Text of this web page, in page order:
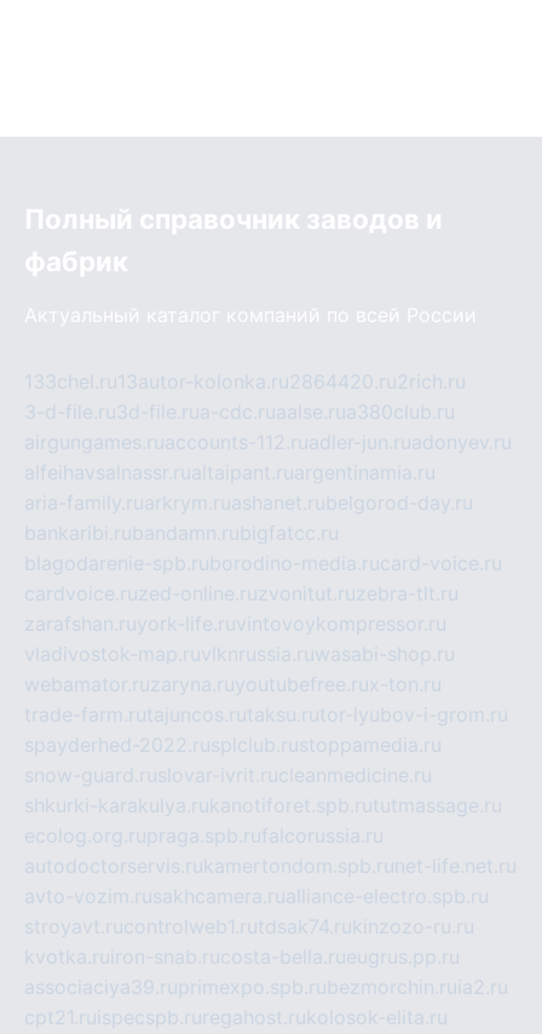
Полный справочник заводов и
фабрик
Актуальный каталог компаний по всей России
133chel.ru13autor-kolonka.ru2864420.ru2rich.ru
3-d-file.ru3d-file.rua-cdc.ruaalse.rua380club.ru
airgungames.ruaccounts-112.ruadler-jun.ruadonyev.ru
alfeihavsalnassr.rualtaipant.ruargentinamia.ru
aria-family.ruarkrym.ruashanet.rubelgorod-day.ru
bankaribi.rubandamn.rubigfatcc.ru
blagodarenie-spb.ruborodino-media.rucard-voice.ru
cardvoice.ruzed-online.ruzvonitut.ruzebra-tlt.ru
zarafshan.ruyork-life.ruvintovoykompressor.ru
vladivostok-map.ruvlknrussia.ruwasabi-shop.ru
webamator.ruzaryna.ruyoutubefree.rux-ton.ru
trade-farm.rutajuncos.rutaksu.rutor-lyubov-i-grom.ru
spayderhed-2022.rusplclub.rustoppamedia.ru
snow-guard.ruslovar-ivrit.rucleanmedicine.ru
shkurki-karakulya.rukanotiforet.spb.rututmassage.ru
ecolog.org.rupraga.spb.rufalcorussia.ru
autodoctorservis.rukamertondom.spb.ru net-life.net.ru
avto-vozim.rusakhcamera.rualliance-electro.spb.ru
stroyavt.rucontrolweb1.rutdsak74.rukinzozo-ru.ru
kvotka.ru iron-snab.rucosta-bella.rueugrus.pp.ru
associaciya39.ruprimexpo.spb.rubezmorchin.ru ia2.ru
cpt21.ru ispecspb.ru regahost.rukolosok-elita.ru